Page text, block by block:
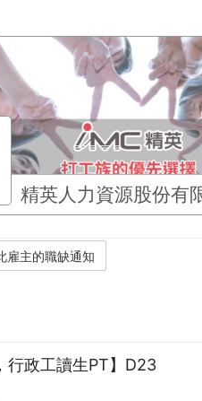
精英人力資源股份有
行政工讀生PT】D23